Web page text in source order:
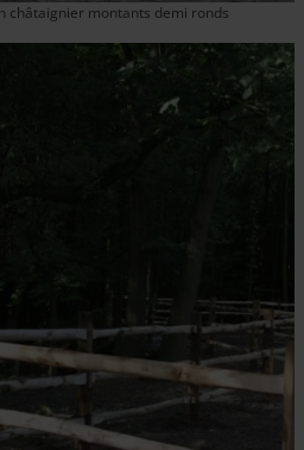
châtaignier montants demi ronds